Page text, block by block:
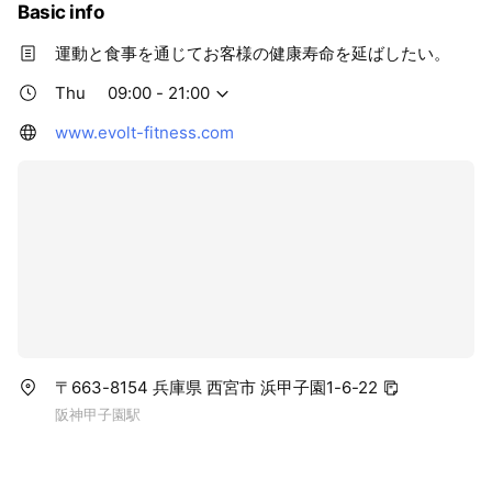
Basic info
運動と食事を通じてお客様の健康寿命を延ばしたい。
Thu
09:00 - 21:00
www.evolt-fitness.com
〒663-8154 兵庫県 西宮市 浜甲子園1-6-22
阪神甲子園駅